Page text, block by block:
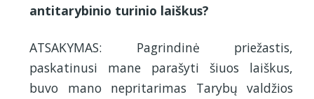
antitarybinio turinio laiškus?
ATSAKYMAS: Pagrindinė priežastis,
paskatinusi mane parašyti šiuos laiškus,
buvo mano nepritarimas Tarybų valdžios